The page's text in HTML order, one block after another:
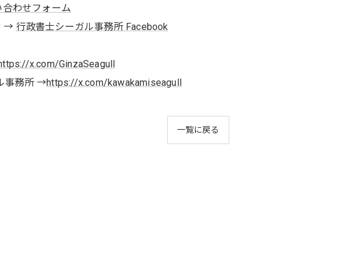
合わせフォーム
→ 行政書士シーガル事務所 Facebook
x.com/GinzaSeagull
事務所 →https://x.com/kawakamiseagull
一覧に戻る